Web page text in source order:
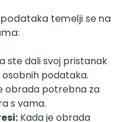
temelji se na
ste dali svoj pristanak
podataka.
obrada potrebna za
s vama.
Kada je obrada